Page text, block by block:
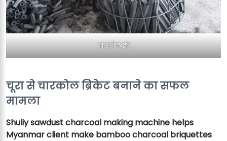
चारकोल ईट
चूरा से चारकोल ब्रिकेट बनाने का सफल
मामला
Shuliy sawdust charcoal making machine helps
Myanmar client make bamboo charcoal briquettes